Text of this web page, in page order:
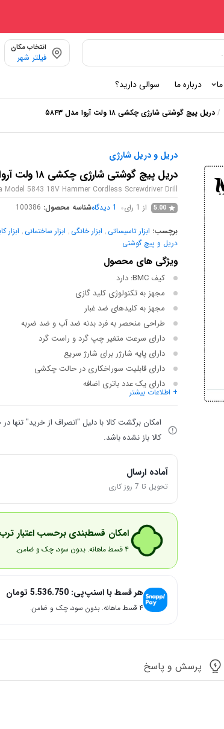
انتخاب مکان
فیلتر شهر
درباره ما سوالی دارید؟
/دریل پیچ گوشتی شارژی چکشی ۱۸ ولت آروا مدل ۵۸۴۳
دریل و دریل شارژی
دریل پیچ گوشتی شارژی چکشی ۱۸ ولت آروا مدل ۵۸۴۳
Model 5843 18V Hammer Cordless Screwdriver Drill
5.00 از 1 رای 1 دیدگاهشناسه محصول: 100386
برچسب: ابزار تاسیساتی , ابزار خانگی , ابزار ساختمانی , ابزار
دریل و پیچ گوشتی
ویژگی های محصول
کیف BMC: دارد
مجهز به تکنولوژی کلید گازی
مجهز به کلیدهای ضد غبار
طراحی منحصر به فرد بدنه ضد آب و ضد ضربه
دارای سرعت متغیر چپ گرد و راست گرد
دارای پایه شارژر برای شارژ سریع
دارای قابلیت سوراخکاری در حالت چکشی
دارای یک عدد باتری اضافه
+ اطلاعات بیشتر
امکان برگشت کالا با دلیل "انصراف از خرید"
کالا باز نشده باشد.
آماده ارسال
تحویل تا 7 روز کاری
امکان قسط‌بندی برحسب اعتبار
۴ قسط ماهانه. بدون سود، چک و ضامن.
هر قسط با اسنپ‌پی:5.536.750 تومان
۴ قسط ماهانه. بدون سود، چک و ضامن.
پرسش و پاسخ